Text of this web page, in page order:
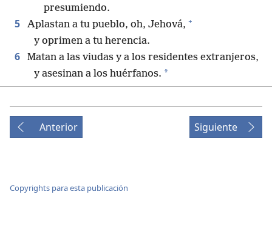
presumiendo.
5 Aplastan a tu pueblo, oh, Jehová, +
y oprimen a tu herencia.
6
Matan a las viudas y a los residentes extranjeros,
y asesinan a los huérfanos. *
7 Dicen: “Jah no ve, +
el Dios de Jacob no se entera”.
8
Entiendan esto, ustedes, los insensatos;
ustedes, los tontos, ¿cuándo van a ser
El que formó el ojo, ¿acaso no puede ver?
Anterior Siguiente
Copyrights para esta publicación